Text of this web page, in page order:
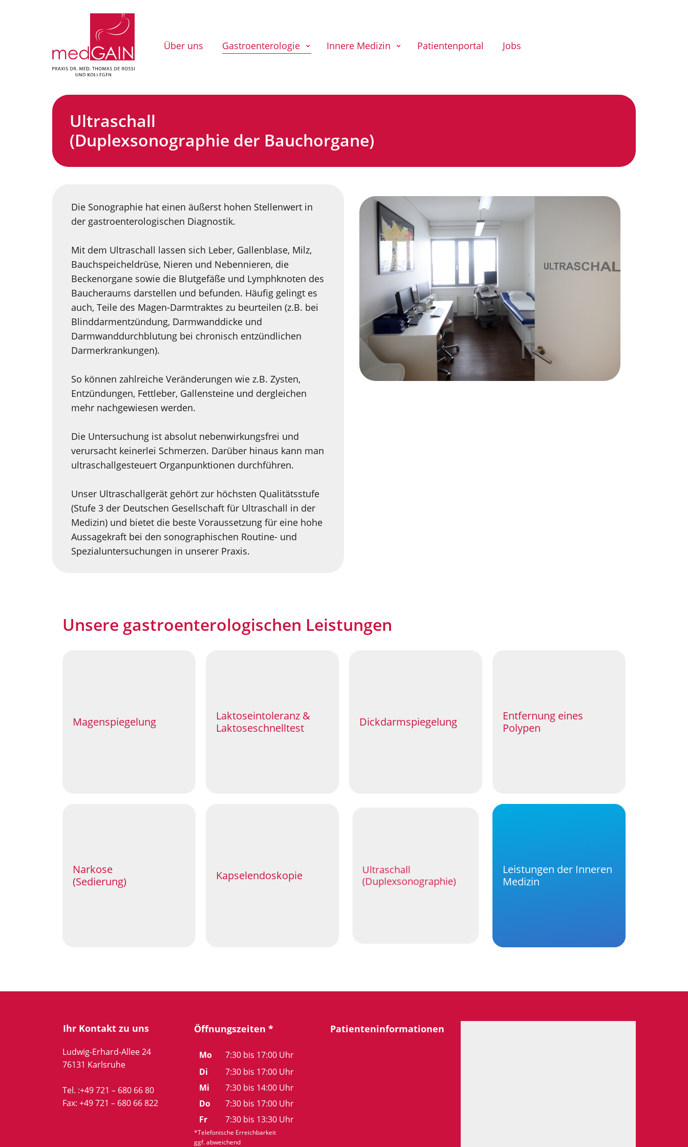
Über uns Gastroenterologie Innere Medizin Patientenportal Jobs
Ultraschall
(Duplexsonographie der Bauchorgane)
Die Sonographie hat einen äußerst hohen Stellenwert in
der gastroenterologischen Diagnostik.
Mit dem Ultraschall lassen sich Leber, Gallenblase, Milz,
Bauchspeicheldrüse, Nieren und Nebennieren, die
Beckenorgane sowie die Blutgefäße und Lymphknoten des
Baucheraums darstellen und befunden. Häufig gelingt es
auch, Teile des Magen-Darmtraktes zu beurteilen (z.B. bei
Blinddarmentzündung, Darmwanddicke und
Darmwanddurchblutung bei chronisch entzündlichen
Darmerkrankungen).
So können zahlreiche Veränderungen wie z.B. Zysten,
Entzündungen, Fettleber, Gallensteine und dergleichen
mehr nachgewiesen werden.
Die Untersuchung ist absolut nebenwirkungsfrei und
verursacht keinerlei Schmerzen. Darüber hinaus kann man
ultraschallgesteuert Organpunktionen durchführen.
Unser Ultraschallgerät gehört zur höchsten Qualitätsstufe
(Stufe 3 der Deutschen Gesellschaft für Ultraschall in der
Medizin) und bietet die beste Voraussetzung für eine hohe
Aussagekraft bei den sonographischen Routine- und
Spezialuntersuchungen in unserer Praxis.
Unsere gastroenterologischen Leistungen
Magenspiegelung
Laktoseintoleranz &
Laktoseschnelltest
Dickdarmspiegelung
Entfernung eines
Polypen
Narkose
(Sedierung)
Kapselendoskopie
Ultraschall
(Duplexsonographie)
Leistungen der Inneren
Medizin
Ihr Kontakt zu uns
Ludwig-Erhard-Allee 24
76131 Karlsruhe
Tel. :+49 721 – 680 66 80
Fax: +49 721 – 680 66 822
Öffnungszeiten *
Mo
7:30 bis 17:00 Uhr
Di
7:30 bis 17:00 Uhr
Mi
7:30 bis 14:00 Uhr
Do
7:30 bis 17:00 Uhr
Fr
7:30 bis 13:30 Uhr
*Telefonische Erreichbarkeit
ggf. abweichend
Patienteninformationen